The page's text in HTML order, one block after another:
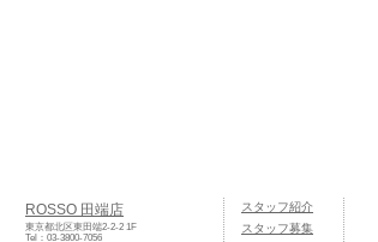
ROSSO 田端店
東京都北区東田端2-2-2 1F
Tel：03-3800-7056
スタッフ紹介
スタッフ募集